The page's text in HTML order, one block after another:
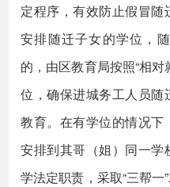
定程序，有效防止假冒
安排随迁子女的学位，
的，由区教育局按照“相
位，确保进城务工人员
教育。在有学位的情况
安排到其哥（姐）同一
学法定职责，采取“三帮